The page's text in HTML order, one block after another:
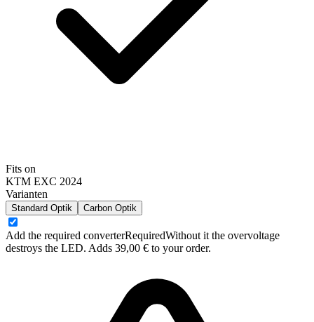
Fits on
KTM EXC 2024
Varianten
Standard Optik Carbon Optik
Add the required converterRequiredWithout it the overvoltage
destroys the LED. Adds 39,00 € to your order.